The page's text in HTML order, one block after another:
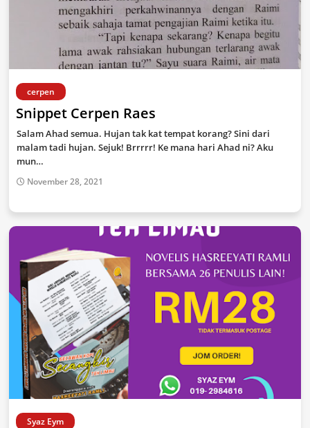
cerpen
Snippet Cerpen Raes
Salam Ahad semua. Hujan tak kat tempat korang? Sini dari
malam tadi hujan. Sejuk! Brrrrr! Ke mana hari Ahad ni? Aku
mun…
November 28, 2021
Syaz Eym